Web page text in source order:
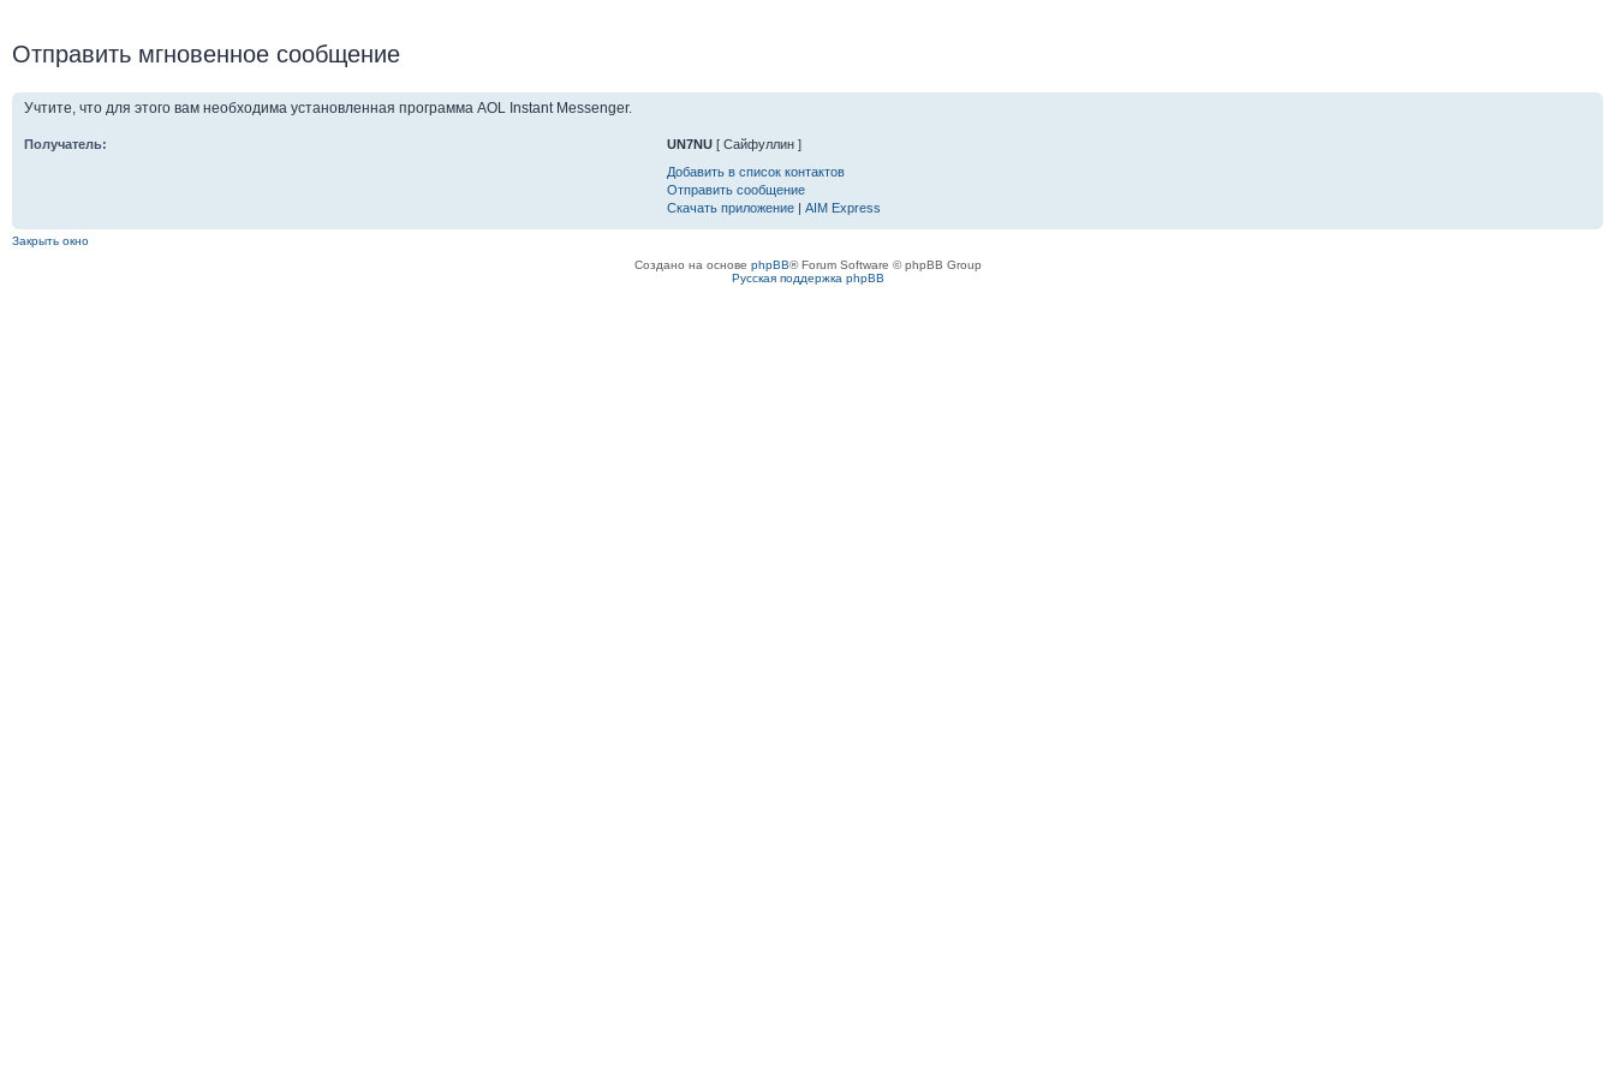
Отправить мгновенное сообщение
Учтите, что для этого вам необходима установленная программа AOL Instant Messenger.
Получатель: UN7NU[ Сайфуллин ]
Добавить в список контактов
Отправить сообщение
Скачать приложение| AIM Express
Закрыть окно
Создано на основе phpBB® Forum Software © phpBB Group
Русская поддержка phpBB